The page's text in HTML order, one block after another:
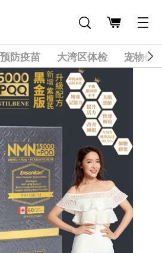
预防疫苗 大湾区体检 宠物健